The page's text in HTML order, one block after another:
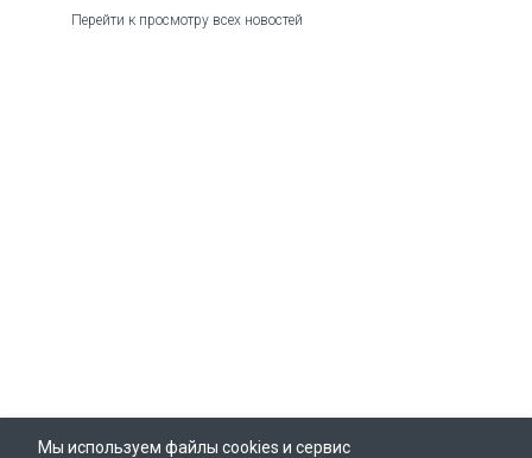
Перейти к просмотру всех новостей
Мы используем файлы cookies и сервис